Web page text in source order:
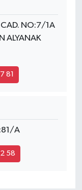
NO:7/1A
ALYANAK
81
A
58